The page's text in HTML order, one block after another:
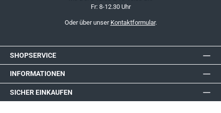
Fr: 8-12.30 Uhr
Oder über unser Kontaktformular.
SHOPSERVICE
INFORMATIONEN
SICHER EINKAUFEN